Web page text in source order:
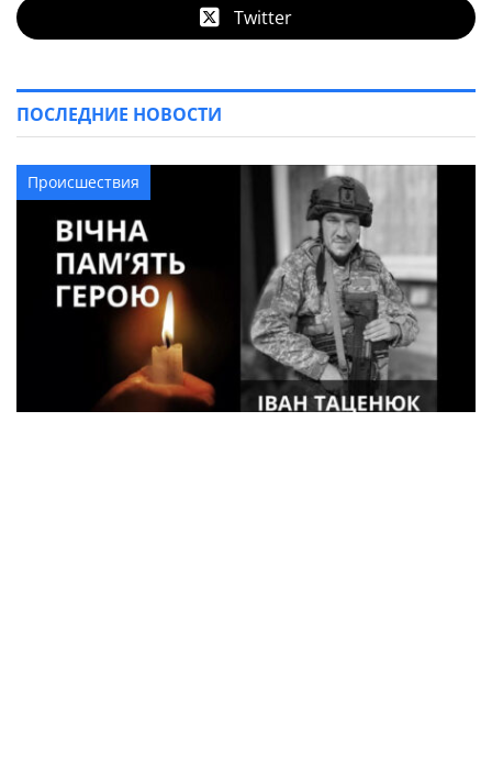
Twitter
ПОСЛЕДНИЕ НОВОСТИ
Происшествия